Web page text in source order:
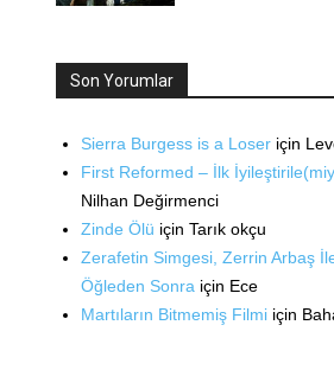
Son Yorumlar
Sierra Burgess is a Loser için
First Reformed – İlk
Nilhan Değirmenci
Zinde Ölü için Tarık okçu
Zerafetin Simgesi, Zerrin Arbaş
Öğleden Sonra için Ece
Martıların Bitmemiş Filmi için